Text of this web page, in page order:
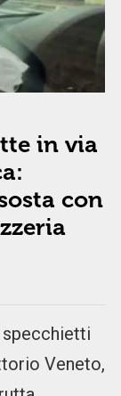
in via
con
specchietti
Veneto,